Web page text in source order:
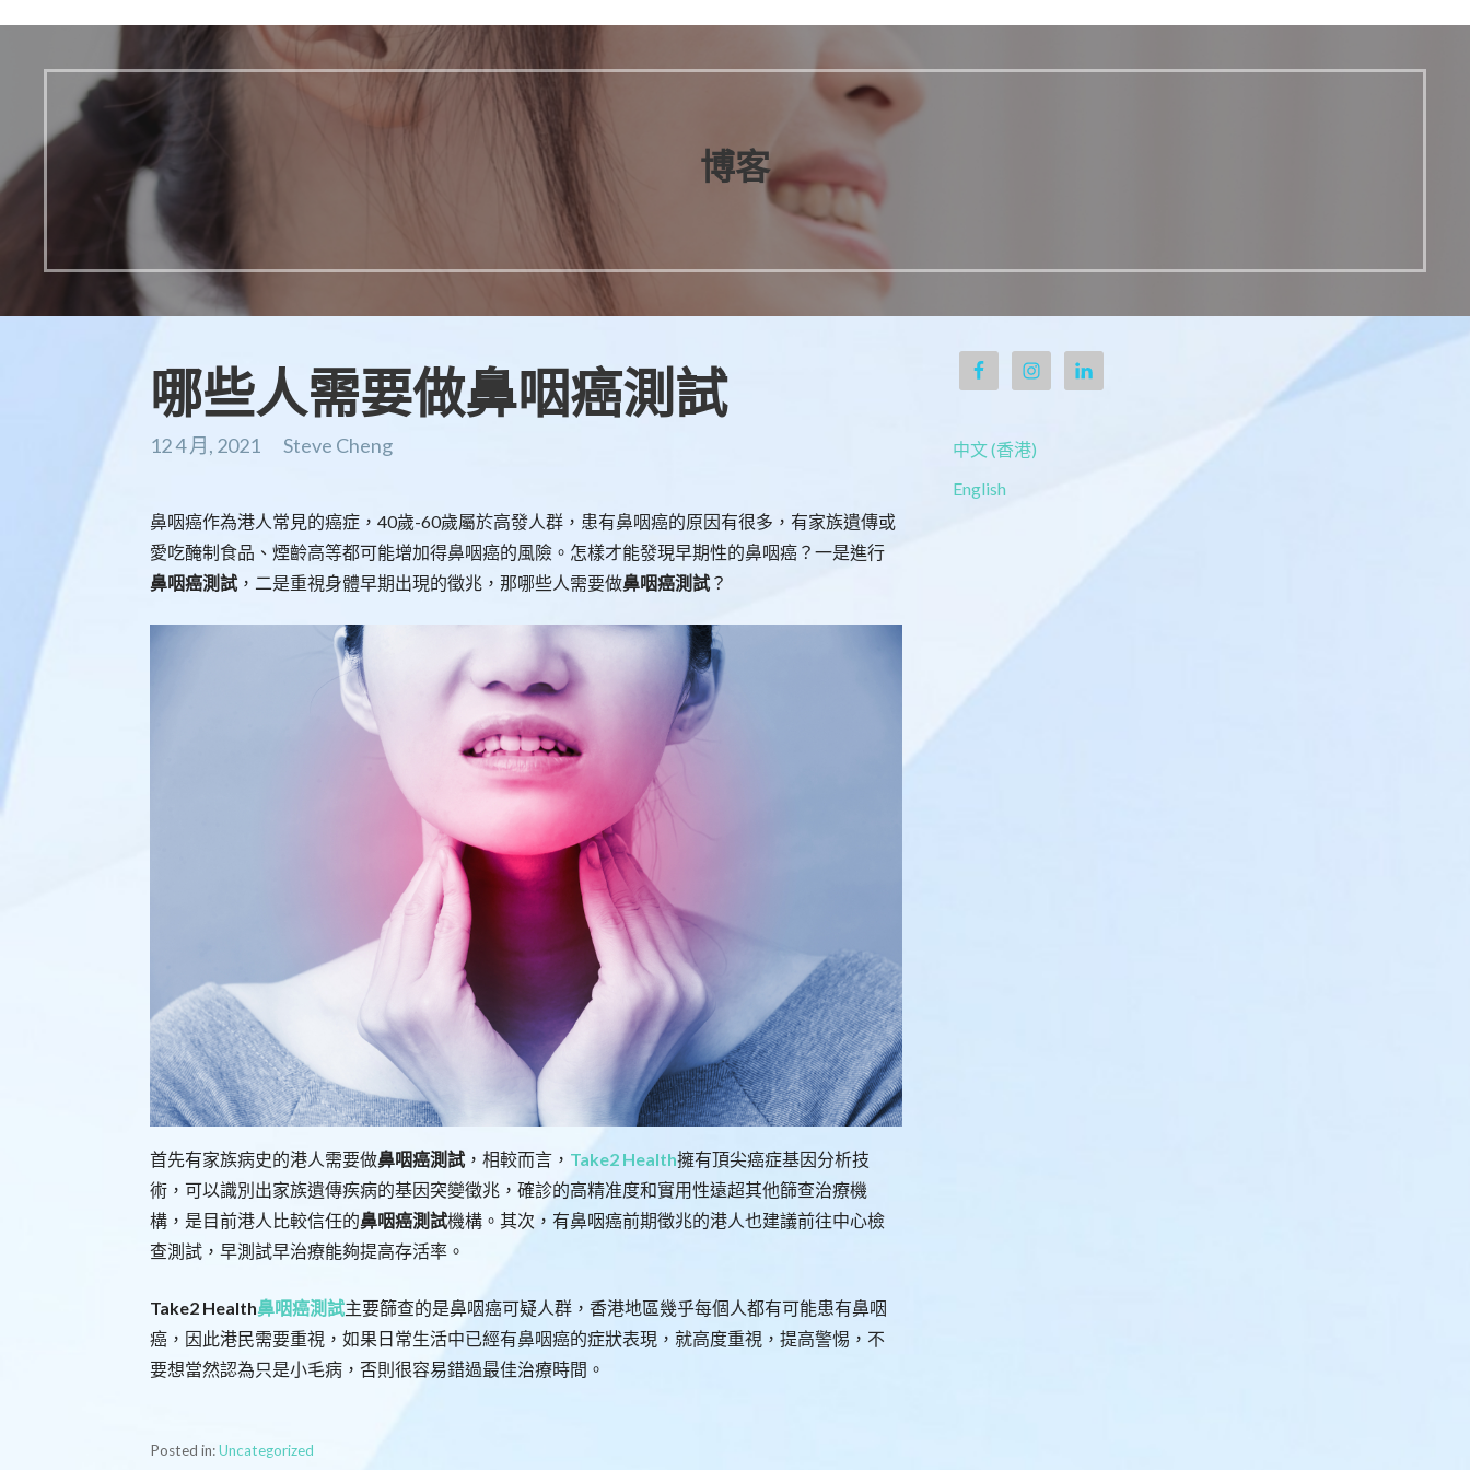
博客
哪些人需要做鼻咽癌測試
12 4 月, 2021 Steve Cheng
鼻咽癌作為港人常見的癌症，40歲-60歲屬於高發人群，患有鼻咽癌的原因有很多，有家族遺傳或
愛吃醃制食品、煙齡高等都可能增加得鼻咽癌的風險。怎樣才能發現早期性的鼻咽癌？一是進行
鼻咽癌測試 ，二是重視身體早期出現的徵兆，那哪些人需要做鼻咽癌測試 ？
首先有家族病史的港人需要做鼻咽癌測試 ，相較而言， Take2 Health擁有頂尖癌症基因分析技
術，可以識別出家族遺傳疾病的基因突變徵兆，確診的高精准度和實用性遠超其他篩查治療機
構，是目前港人比較信任的鼻咽癌測試機構。其次，有鼻咽癌前期徵兆的港人也建議前往中心檢
查測試，早測試早治療能夠提高存活率。
Take2 Health鼻咽癌測試主要篩查的是鼻咽癌可疑人群，香港地區幾乎每個人都有可能患有鼻咽
癌，因此港民需要重視，如果日常生活中已經有鼻咽癌的症狀表現，就高度重視，提高警惕，不
要想當然認為只是小毛病，否則很容易錯過最佳治療時間。
Posted in:Uncategorized
中文 (香港)
English